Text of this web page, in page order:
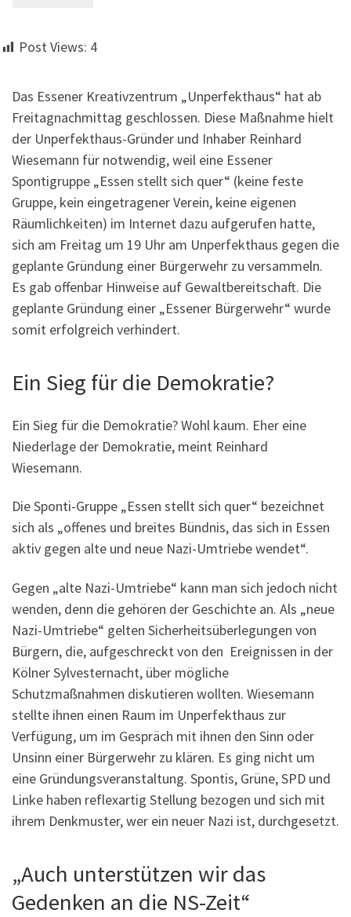
Post Views: 4
Das Essener Kreativzentrum „Unperfekthaus“ hat ab
Freitagnachmittag geschlossen. Diese Maßnahme hielt
der Unperfekthaus-Gründer und Inhaber Reinhard
Wiesemann für notwendig, weil eine Essener
Spontigruppe „Essen stellt sich quer“ (keine feste
Gruppe, kein eingetragener Verein, keine eigenen
Räumlichkeiten) im Internet dazu aufgerufen hatte,
sich am Freitag um 19 Uhr am Unperfekthaus gegen die
geplante Gründung einer Bürgerwehr zu versammeln.
Es gab offenbar Hinweise auf Gewaltbereitschaft. Die
geplante Gründung einer „Essener Bürgerwehr“ wurde
somit erfolgreich verhindert.
Ein Sieg für die Demokratie?
Ein Sieg für die Demokratie? Wohl kaum. Eher eine
Niederlage der Demokratie, meint Reinhard
Wiesemann.
Die Sponti-Gruppe „Essen stellt sich quer“ bezeichnet
sich als „offenes und breites Bündnis, das sich in Essen
aktiv gegen alte und neue Nazi-Umtriebe wendet“.
Gegen „alte Nazi-Umtriebe“ kann man sich jedoch nicht
wenden, denn die gehören der Geschichte an. Als „neue
Nazi-Umtriebe“ gelten Sicherheitsüberlegungen von
Bürgern, die, aufgeschreckt von den Ereignissen in der
Kölner Sylvesternacht, über mögliche
Schutzmaßnahmen diskutieren wollten. Wiesemann
stellte ihnen einen Raum im Unperfekthaus zur
Verfügung, um im Gespräch mit ihnen den Sinn oder
Unsinn einer Bürgerwehr zu klären. Es ging nicht um
eine Gründungsveranstaltung. Spontis, Grüne, SPD und
Linke haben reflexartig Stellung bezogen und sich mit
ihrem Denkmuster, wer ein neuer Nazi ist, durchgesetzt.
„Auch unterstützen wir das
Gedenken an die NS-Zeit“